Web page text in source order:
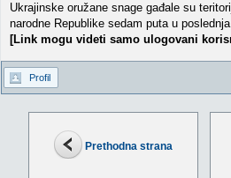
Prethodna strana
Ukrajinske oružane snage gađale su
narodne Republike sedam puta u
[Link mogu videti samo ulogovani
Profil